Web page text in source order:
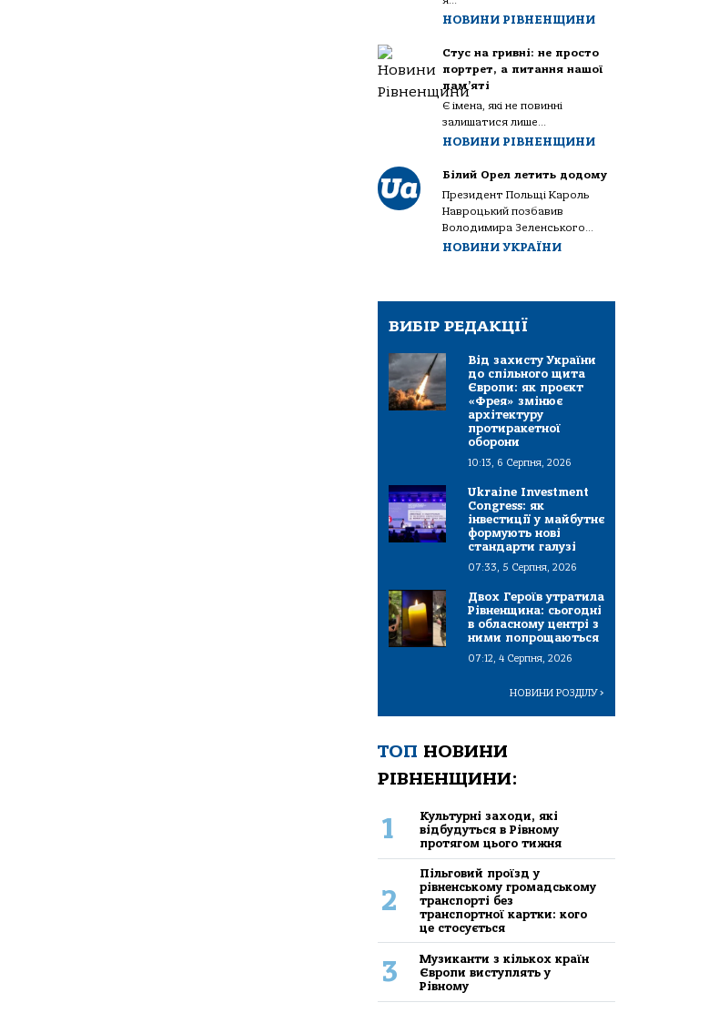
НОВИНИ РІВНЕНЩИНИ
Стус на гривні: не просто
портрет, а питання нашої
пам’яті
Є імена, які не повинні
залишатися лише...
НОВИНИ РІВНЕНЩИНИ
Білий Орел летить додому
Президент Польщі Кароль
Навроцький позбавив
Володимира Зеленського...
НОВИНИ УКРАЇНИ
ВИБІР РЕДАКЦІЇ
Від захисту України
до спільного щита
Європи: як проєкт
«Фрея» змінює
архітектуру
протиракетної
оборони
10:13, 6 Серпня, 2026
Ukraine Investment
Congress: як
інвестиції у майбутнє
формують нові
стандарти галузі
07:33, 5 Серпня, 2026
Двох Героїв утратила
Рівненщина: сьогодні
в обласному центрі з
ними попрощаються
07:12, 4 Серпня, 2026
НОВИНИ РОЗДІЛУ>
ТОП НОВИНИ
РІВНЕНЩИНИ:
1
Культурні заходи, які
відбудуться в Рівному
протягом цього тижня
2
Пільговий проїзд у
рівненському громадському
транспорті без
транспортної картки: кого
це стосується
3
Музиканти з кількох країн
Європи виступлять у
Рівному